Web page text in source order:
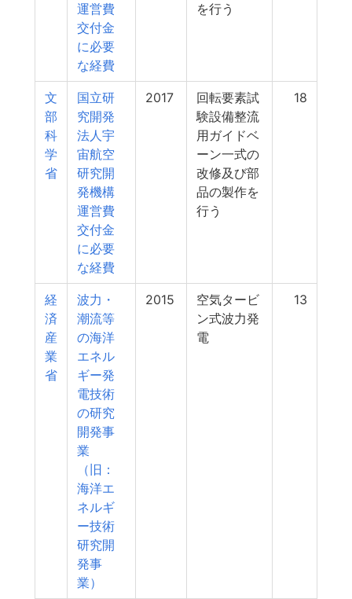
運営費
交付金
に必要
な経費
を行う
文
部
科
学
省
国立研
究開発
法人宇
宙航空
研究開
発機構
運営費
交付金
に必要
な経費
2017
回転要素試
験設備整流
用ガイドベ
ーン一式の
改修及び部
品の製作を
行う
18
経
済
産
業
省
波力・
潮流等
の海洋
エネル
ギー発
電技術
の研究
開発事
業
（旧：
海洋エ
ネルギ
ー技術
研究開
発事
業）
2015
空気タービ
ン式波力発
電
13